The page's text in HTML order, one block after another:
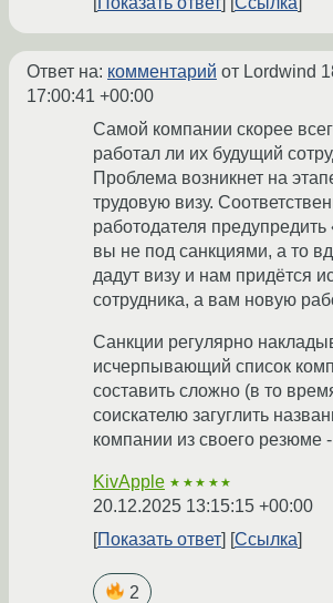
Ответ на: комментарий от Lordwind
17:00:41 +00:00
Самой компании скорее
работал ли их будущий
Проблема возникнет на
трудовую визу.
работодателя предупредить
вы не под санкциями, а то
дадут визу и нам придётся
сотрудника, а вам новую
Санкции регулярно
исчерпывающий список
составить сложно (в то
соискателю загуглить
компании из своего резюме
KivApple ★★★★★
20.12.2025 13:15:15 +00:00
Показать ответ
Ссылка
2